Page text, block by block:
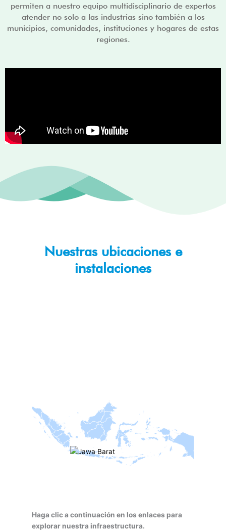
permiten a nuestro equipo multidisciplinario de expertos
atender no solo a las industrias sino también a los
municipios, comunidades, instituciones y hogares de estas
regiones.
Nuestras ubicaciones e
instalaciones
Haga clic a continuación en los enlaces para
explorar nuestra infraestructura.